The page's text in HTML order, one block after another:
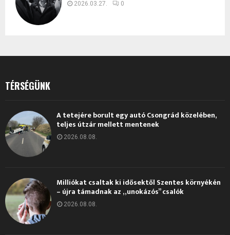
2026.03.27. 0
TÉRSÉGÜNK
A tetejére borult egy autó Csongrád közelében,
teljes útzár mellett mentenek
2026.08.08.
Milliókat csaltak ki idősektől Szentes környékén
– újra támadnak az „unokázós” csalók
2026.08.08.